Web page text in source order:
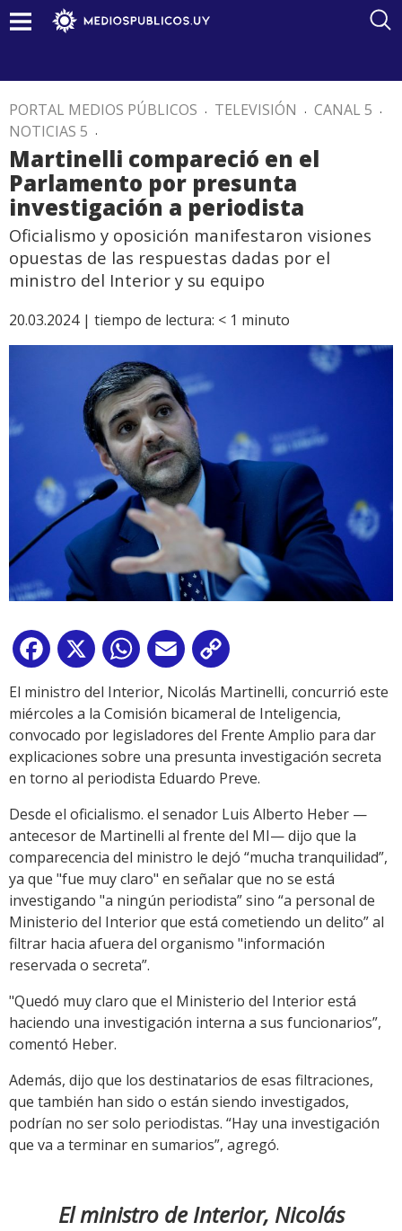
PORTAL MEDIOS PÚBLICOS . TELEVISIÓN . CANAL 5 .
NOTICIAS 5 .
Martinelli compareció en el
Parlamento por presunta
investigación a periodista
Oficialismo y oposición manifestaron visiones
opuestas de las respuestas dadas por el
ministro del Interior y su equipo
20.03.2024 | tiempo de lectura: < 1 minuto
Facebook
X WhatsApp
Email
Link
El ministro del Interior, Nicolás Martinelli, concurrió este
miércoles a la Comisión bicameral de Inteligencia,
convocado por legisladores del Frente Amplio para dar
explicaciones sobre una presunta investigación secreta
en torno al periodista Eduardo Preve.
Desde el oficialismo. el senador Luis Alberto Heber —
antecesor de Martinelli al frente del MI— dijo que la
comparecencia del ministro le dejó “mucha tranquilidad”,
ya que "fue muy claro" en señalar que no se está
investigando "a ningún periodista” sino “a personal de
Ministerio del Interior que está cometiendo un delito” al
filtrar hacia afuera del organismo "información
reservada o secreta”.
"Quedó muy claro que el Ministerio del Interior está
haciendo una investigación interna a sus funcionarios”,
comentó Heber.
Además, dijo que los destinatarios de esas filtraciones,
que también han sido o están siendo investigados,
podrían no ser solo periodistas. “Hay una investigación
que va a terminar en sumarios”, agregó.
El ministro de Interior, Nicolás